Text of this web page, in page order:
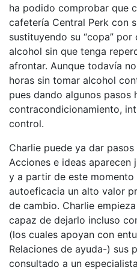
ha podido comprobar que
cafetería Central Perk con
sustituyendo su “copa”
alcohol sin que tenga
afrontar. Aunque todavía
horas sin tomar alcohol
pues dando algunos pasos
contracondicionamiento,
control.
Charlie puede ya dar
Acciones e ideas aparecen
y a partir de este momento
autoeficacia un alto valor
de cambio. Charlie
capaz de dejarlo incluso
(los cuales apoyan con
Relaciones de ayuda-) sus
consultado a un